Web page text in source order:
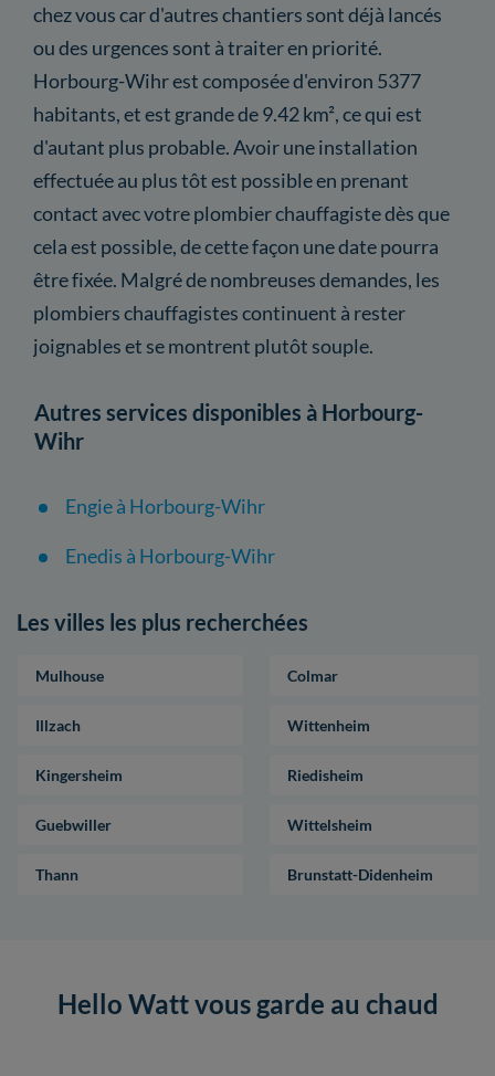
chez vous car d'autres chantiers sont déjà lancés
ou des urgences sont à traiter en priorité.
Horbourg-Wihr est composée d'environ 5377
habitants, et est grande de 9.42 km², ce qui est
d'autant plus probable. Avoir une installation
effectuée au plus tôt est possible en prenant
contact avec votre plombier chauffagiste dès que
cela est possible, de cette façon une date pourra
être fixée. Malgré de nombreuses demandes, les
plombiers chauffagistes continuent à rester
joignables et se montrent plutôt souple.
Autres services disponibles à Horbourg-
Wihr
Engie à Horbourg-Wihr
Enedis à Horbourg-Wihr
Les villes les plus recherchées
Mulhouse Colmar
Illzach Wittenheim
Kingersheim Riedisheim
Guebwiller Wittelsheim
Thann Brunstatt-Didenheim
Hello Watt vous garde au chaud